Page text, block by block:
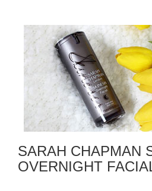
SARAH CHAPMAN
OVERNIGHT